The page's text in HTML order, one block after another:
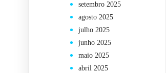
setembro 2025
agosto 2025
julho 2025
junho 2025
maio 2025
abril 2025